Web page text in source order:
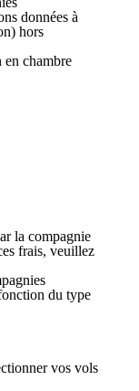
données à
hors
en chambre
la compagnie
frais, veuillez
du type
vos vols